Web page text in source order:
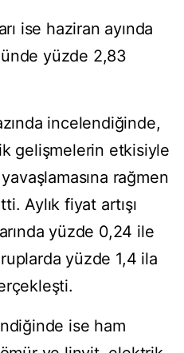
ise haziran ayında
yüzde 2,83
incelendiğinde,
gelişmelerin etkisiyle
rağmen
Aylık fiyat artışı
yüzde 0,24 ile
yüzde 1,4 ila
ise ham